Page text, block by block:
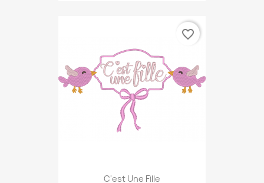
C'est Une Fille
favorite_border